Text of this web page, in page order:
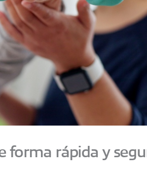
forma rápida y